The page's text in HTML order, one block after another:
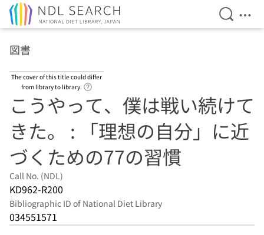
Open
図書
The cover of this title could differ
from library to library.
こうやって、僕は戦い続けて
きた。 : 「理想の自分」に近
づくための77の習慣
Call No. (NDL)
KD962-R200
Bibliographic ID of National Diet Library
034551571